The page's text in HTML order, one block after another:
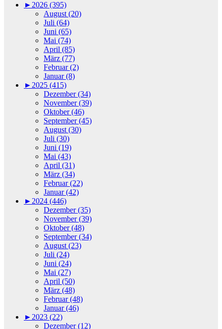
► 2026 (395)
August (20)
Juli (64)
Juni (65)
Mai (74)
April (85)
März (77)
Februar (2)
Januar (8)
► 2025 (415)
Dezember (34)
November (39)
Oktober (46)
September (45)
August (30)
Juli (30)
Juni (19)
Mai (43)
April (31)
März (34)
Februar (22)
Januar (42)
► 2024 (446)
Dezember (35)
November (39)
Oktober (48)
September (34)
August (23)
Juli (24)
Juni (24)
Mai (27)
April (50)
März (48)
Februar (48)
Januar (46)
► 2023 (22)
Dezember (12)